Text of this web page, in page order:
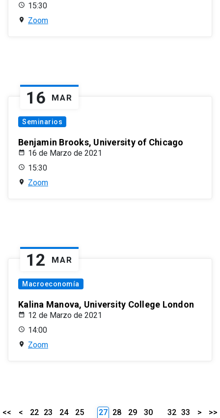
15:30
Zoom
16 MAR
Seminarios
Benjamin Brooks, University of Chicago
16 de Marzo de 2021
15:30
Zoom
12 MAR
Macroeconomía
Kalina Manova, University College London
12 de Marzo de 2021
14:00
Zoom
<< < 22 23 24
25
27 28 29
30
32 33 > >>